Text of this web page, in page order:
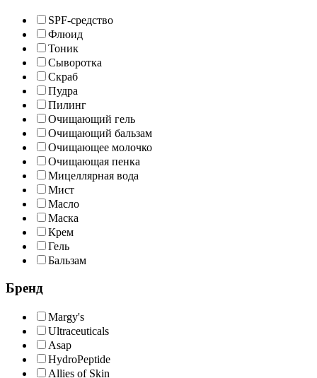
SPF-средство
Флюид
Тоник
Сыворотка
Скраб
Пудра
Пилинг
Очищающий гель
Очищающий бальзам
Очищающее молочко
Очищающая пенка
Мицеллярная вода
Мист
Масло
Маска
Крем
Гель
Бальзам
Бренд
Margy's
Ultraceuticals
Asap
HydroPeptide
Allies of Skin